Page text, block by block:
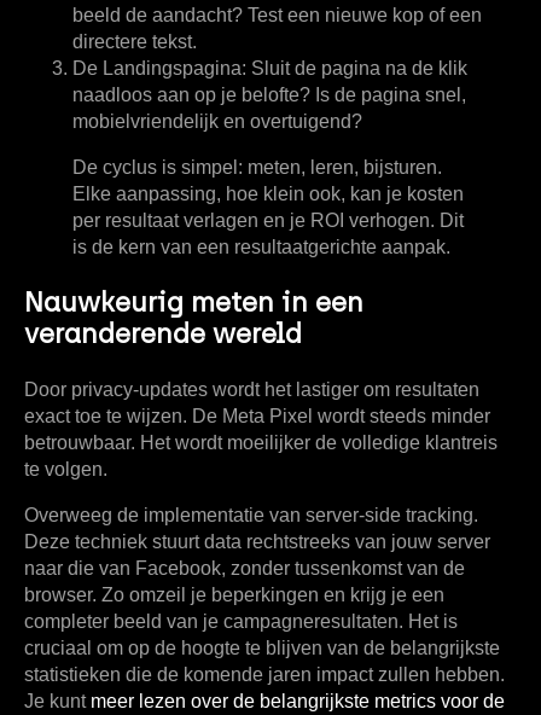
beeld de aandacht? Test een nieuwe kop of een
directere tekst.
De Landingspagina: Sluit de pagina na de klik
naadloos aan op je belofte? Is de pagina snel,
mobielvriendelijk en overtuigend?
De cyclus is simpel: meten, leren, bijsturen.
Elke aanpassing, hoe klein ook, kan je kosten
per resultaat verlagen en je ROI verhogen. Dit
is de kern van een resultaatgerichte aanpak.
Nauwkeurig meten in een
veranderende wereld
Door privacy-updates wordt het lastiger om resultaten
exact toe te wijzen. De Meta Pixel wordt steeds minder
betrouwbaar. Het wordt moeilijker de volledige klantreis
te volgen.
Overweeg de implementatie van server-side tracking.
Deze techniek stuurt data rechtstreeks van jouw server
naar die van Facebook, zonder tussenkomst van de
browser. Zo omzeil je beperkingen en krijg je een
completer beeld van je campagneresultaten. Het is
cruciaal om op de hoogte te blijven van de belangrijkste
statistieken die de komende jaren impact zullen hebben.
Je kunt meer lezen over de belangrijkste metrics voor de